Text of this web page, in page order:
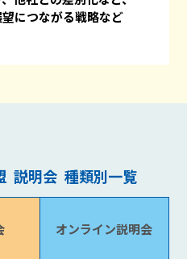
につながる戦略など
説明会 種類別一覧
オンライン説明会